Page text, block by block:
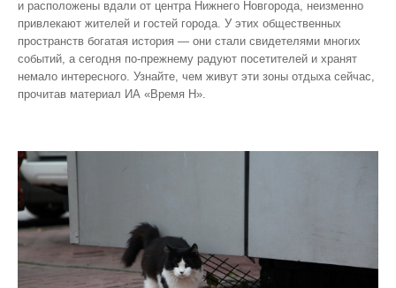
и расположены вдали от центра Нижнего Новгорода, неизменно
привлекают жителей и гостей города. У этих общественных
пространств богатая история — они стали свидетелями многих
событий, а сегодня по‑прежнему радуют посетителей и хранят
немало интересного. Узнайте, чем живут эти зоны отдыха сейчас,
прочитав материал ИА «Время Н».